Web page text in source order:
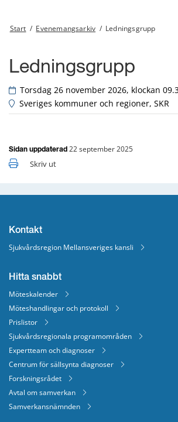
Start / Evenemangsarkiv / Ledningsgrupp
Ledningsgrupp
Torsdag 26 november 2026, klockan
Sveriges kommuner och regioner, SKR
Sidan uppdaterad 22 september 2025
Skriv ut
Kontakt
Sjukvårdsregion Mellansveriges kansli
Hitta snabbt
Möteskalender
Möteshandlingar och protokoll
Prislistor
Sjukvårdsregionala programområden
Expertteam och diagnoser
Centrum för sällsynta diagnoser
Forskningsrådet
Avtal om samverkan
Samverkansnämnden